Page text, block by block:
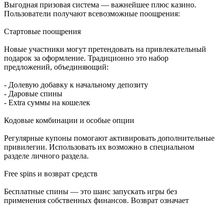
Выгодная призовая система — важнейшее плюс казино.
Пользователи получают всевозможные поощрения:
Стартовые поощрения
Новые участники могут претендовать на привлекательный
подарок за оформление. Традиционно это набор
предложений, объединяющий:
- Долевую добавку к начальному депозиту
- Даровые спины
- Extra суммы на кошелек
Кодовые комбинации и особые опции
Регулярные купоны помогают активировать дополнительные
привилегии. Использовать их возможно в специальном
разделе личного раздела.
Free spins и возврат средств
Бесплатные спины — это шанс запускать игры без
применения собственных финансов. Возврат означает